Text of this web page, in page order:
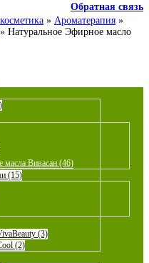
Обратная связь
» Ароматерапия »
» Натуральное Эфирное масло
масла Вивасан (46)
(15)
(3)
(2)